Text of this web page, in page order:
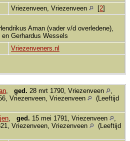
Vriezenveen, Vriezenveen [2]
Aman (vader v/d overledene),
Gerhardus Wessels
Vriezenveners.nl
ged. 28 mrt 1790, Vriezenveen
Vriezenveen, Vriezenveen
(Leeftijd
ged. 15 mei 1791, Vriezenveen
Vriezenveen, Vriezenveen
(Leeftijd